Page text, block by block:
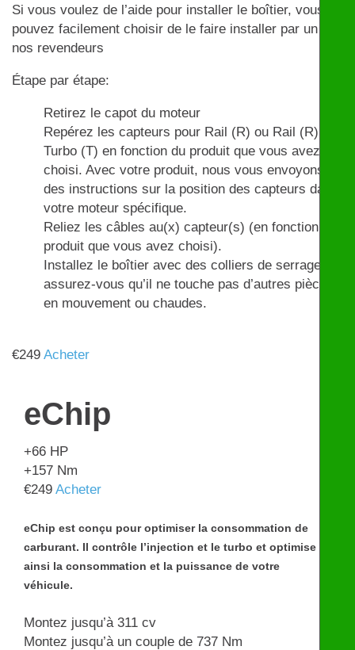
Si vous voulez de l’aide pour installer le boîtier, vous
pouvez facilement choisir de le faire installer par un de
nos revendeurs
Étape par étape:
Retirez le capot du moteur
Repérez les capteurs pour Rail (R) ou Rail (R) et
Turbo (T) en fonction du produit que vous avez
choisi. Avec votre produit, nous vous envoyons
des instructions sur la position des capteurs dans
votre moteur spécifique.
Reliez les câbles au(x) capteur(s) (en fonction du
produit que vous avez choisi).
Installez le boîtier avec des colliers de serrage et
assurez-vous qu’il ne touche pas d’autres pièces
en mouvement ou chaudes.
€249 Acheter
eChip
+66 HP
+157 Nm
€249 Acheter
eChip est conçu pour optimiser la consommation de
carburant. Il contrôle l’injection et le turbo et optimise
ainsi la consommation et la puissance de votre
véhicule.
Montez jusqu’à 311 cv
Montez jusqu’à un couple de 737 Nm